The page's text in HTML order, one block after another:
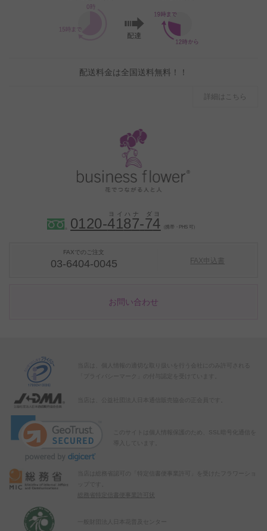
配送料金は全国送料無料！！
詳細はこちら
0120-4187-74 （携帯・PHS 可）
FAXでのご注文
03-6404-0045 FAX申込書
お問い合わせ
当店は、個人情報の適切な取り扱いを行う会社にのみ許可される
「プライバシーマーク」の付与認定を受けています。
当店は、公益社団法人日本通信販売協会の正会員です。
このサイトは個人情報保護のため、SSL暗号化通信を
導入しています。
当店は総務省認可の「特定信書便事業許可」を受けたフラワーショ
総務省特定信書便事業許可状